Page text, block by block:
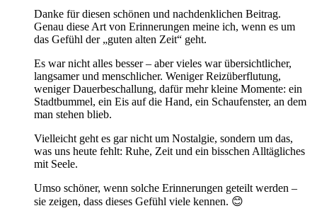
Danke für diesen schönen und nachdenklichen Beitrag.
Genau diese Art von Erinnerungen meine ich, wenn es um
das Gefühl der „guten alten Zeit“ geht.
Es war nicht alles besser – aber vieles war übersichtlicher,
langsamer und menschlicher. Weniger Reizüberflutung,
weniger Dauerbeschallung, dafür mehr kleine Momente: ein
Stadtbummel, ein Eis auf die Hand, ein Schaufenster, an dem
man stehen blieb.
Vielleicht geht es gar nicht um Nostalgie, sondern um das,
was uns heute fehlt: Ruhe, Zeit und ein bisschen Alltägliches
mit Seele.
Umso schöner, wenn solche Erinnerungen geteilt werden –
sie zeigen, dass dieses Gefühl viele kennen. 😊